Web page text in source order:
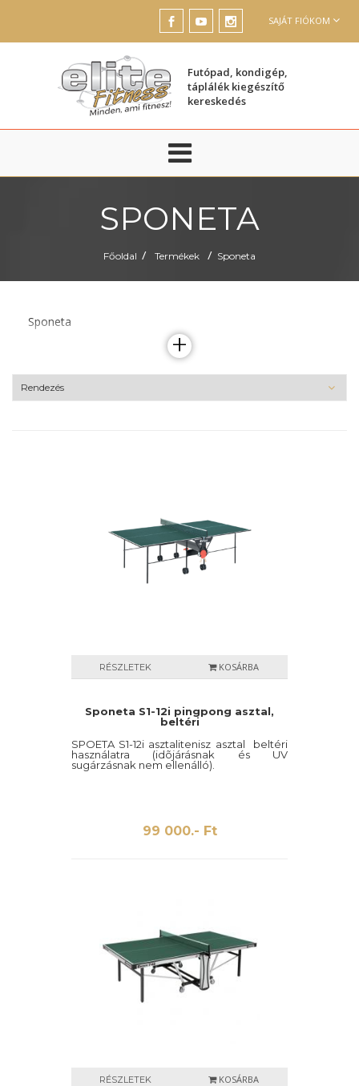
SAJÁT FIÓKOM
Futópad, kondigép,
táplálék kiegészítő
kereskedés
SPONETA
Főoldal / Termékek / Sponeta
Sponeta
+
RÉSZLETEK KOSÁRBA
Sponeta S1-12i pingpong asztal,
beltéri
SPOETA S1-12i asztalitenisz asztal beltéri
használatra (idõjárásnak és UV
sugárzásnak nem ellenálló).
99 000.- Ft
RÉSZLETEK KOSÁRBA